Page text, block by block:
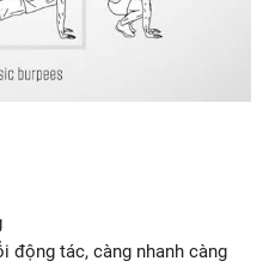
động tác, càng nhanh càng